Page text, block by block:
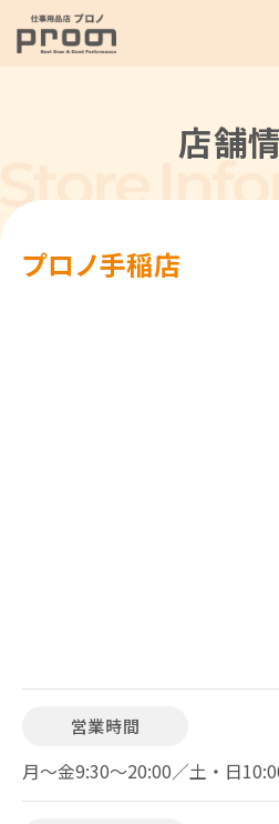
店舗
プロノ手稲店
営業時間
月～金9:30～20:00／土・日